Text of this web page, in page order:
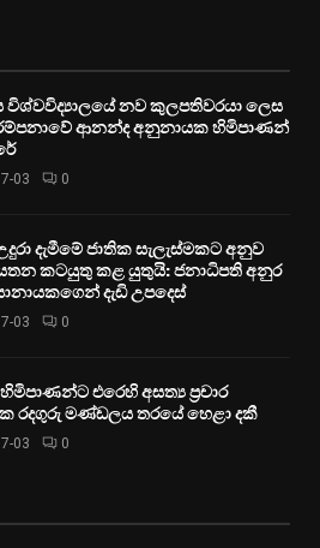
නව කුලපතිවරයා ලෙස
ආනන්ද අනුනායක හිමිපාණන්
03 0
දැමීමේ ජාතික සැලැස්මකට අනුව
කටයුතු කළ යුතුයි: ජනාධිපති අනුර
දැඩි උපදෙස්
03 0
එරෙහි අසත්‍ය ප්‍රචාර
රදගුරු මණ්ඩලය තරයේ හෙළා දකී
03 0